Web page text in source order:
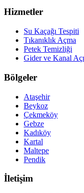
Hizmetler
Su Kaçağı Tespiti
Tıkanıklık Açma
Petek Temizliği
Gider ve Kanal
Bölgeler
Ataşehir
Beykoz
Çekmeköy
Gebze
Kadıköy
Kartal
Maltepe
Pendik
İletişim